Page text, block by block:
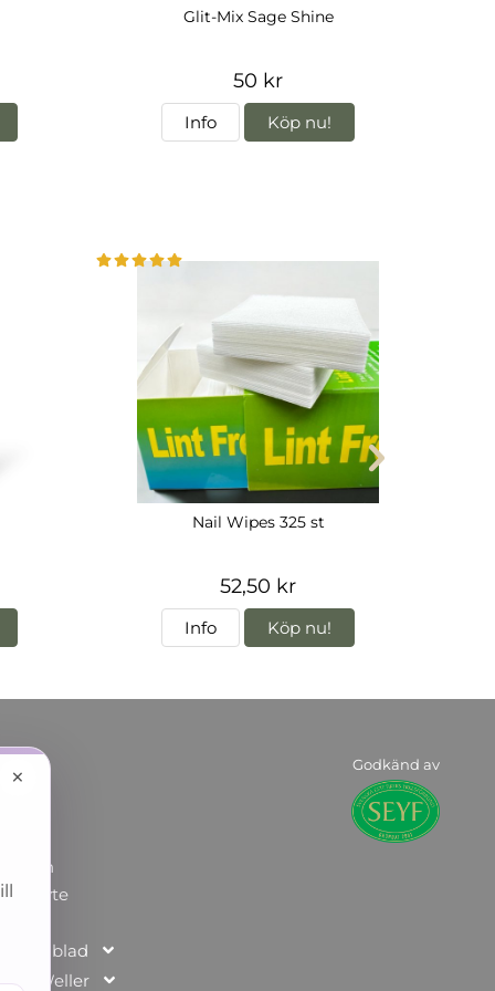
Glit-Mix Sage Shine
50 kr
Info Köp nu!
Nail Wipes 325 st
52,50 kr
Info Köp nu!
& byte
/ Weller
Godkänd av
×